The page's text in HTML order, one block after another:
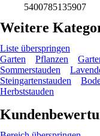
5400785135907
Weitere
Liste überspringen
Garten
Pflanzen
Sommerstauden
Steingartenstauden
Herbststauden